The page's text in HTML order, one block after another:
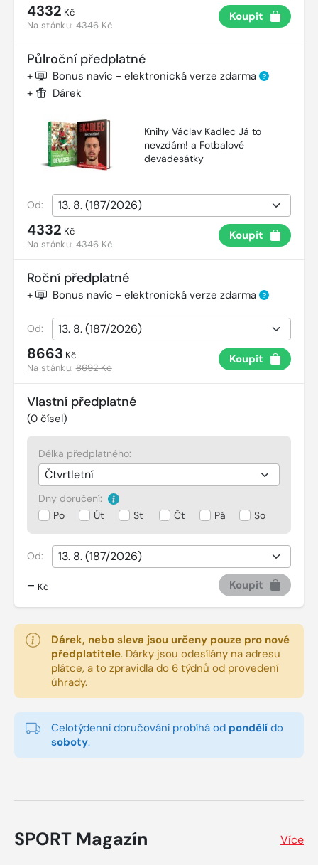
4332 Kč
Na stánku:4346 Kč
Koupit
Půlroční předplatné
+ Bonus navíc - elektronická verze zdarma ?
+ Dárek
Knihy Václav Kadlec Já to
nevzdám! a Fotbalové
devadesátky
Od:
4332 Kč
Na stánku:4346 Kč
Koupit
Roční předplatné
+ Bonus navíc - elektronická verze zdarma ?
Od:
8663 Kč
Na stánku:8692 Kč
Koupit
Vlastní předplatné
(0 čísel)
Délka předplatného:
Dny doručení:
Po
Út St Čt Pá So
Od:
- Kč Koupit
Dárek, nebo sleva jsou určeny pouze pro nové
předplatitele. Dárky jsou odesílány na adresu
plátce, a to zpravidla do 6 týdnů od provedení
úhrady.
Celotýdenní doručování probíhá od pondělí do
soboty.
SPORT Magazín Více